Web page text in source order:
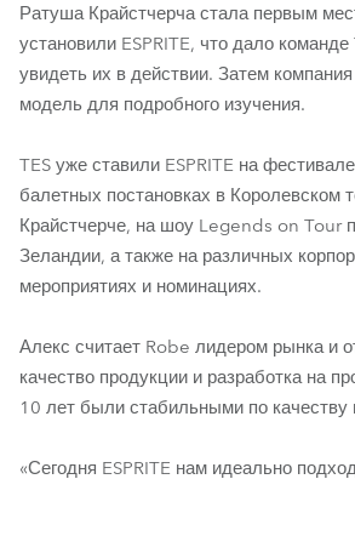
Ратуша Крайстчерча стала первым
установили ESPRITE, что дало
увидеть их в действии. Затем
модель для подробного изучения.
TES уже ставили ESPRITE на
балетных постановках в Королевском
Крайстчерче, на шоу Legends on Tour
Зеландии, а также на различных
мероприятиях и номинациях.
Алекс считает Robe лидером рынка и
качество продукции и разработка на
10 лет были стабильными по качеству
«Сегодня ESPRITE нам идеально